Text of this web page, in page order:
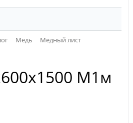
Медь
Медный лист
М1м